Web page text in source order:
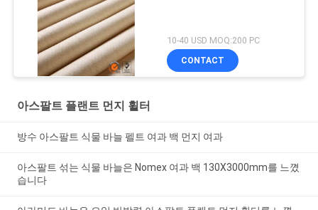
10-40 USD MOQ:200 PC
CONTACT
아스팔트 플랜트 먼지 휠터
방수 아스팔트 식물 바늘 펠트 여과 백 먼지 여과
아스팔트 섞는 식물 바늘은 Nomex 여과 백 130X3000mm를 느꼈
습니다